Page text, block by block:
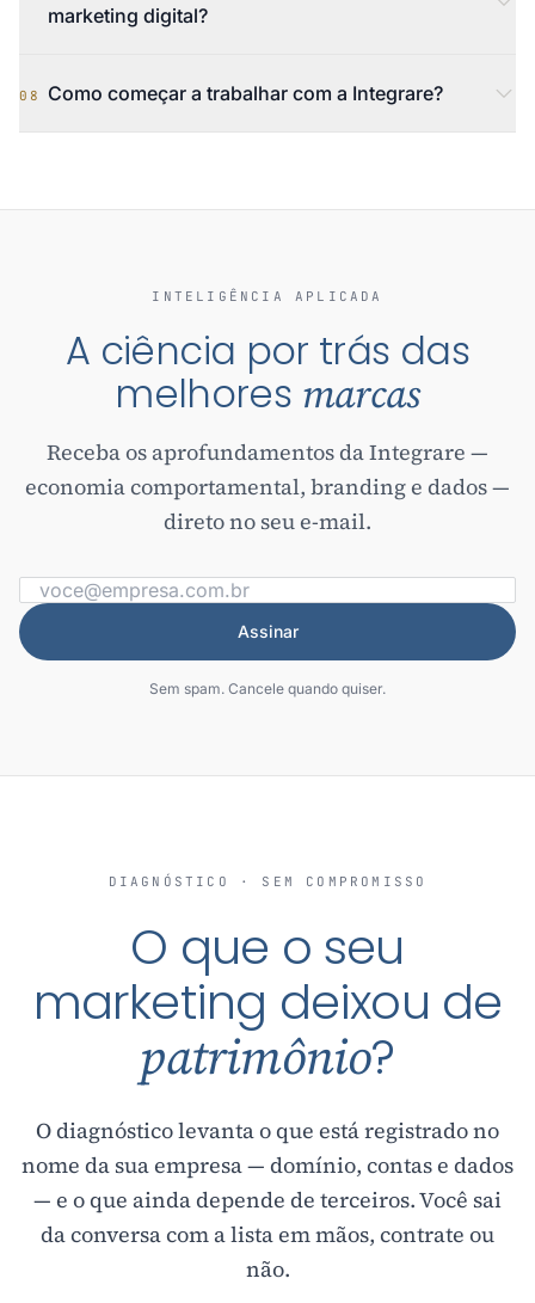
marketing digital?
08 Como começar a trabalhar com a Integrare?
INTELIGÊNCIA APLICADA
A ciência por trás das
melhores marcas
Receba os aprofundamentos da Integrare —
economia comportamental, branding e dados —
direto no seu e-mail.
Assinar
Sem spam. Cancele quando quiser.
DIAGNÓSTICO · SEM COMPROMISSO
O que o seu
marketing deixou de
patrimônio?
O diagnóstico levanta o que está registrado no
nome da sua empresa — domínio, contas e dados
— e o que ainda depende de terceiros. Você sai
da conversa com a lista em mãos, contrate ou
não.